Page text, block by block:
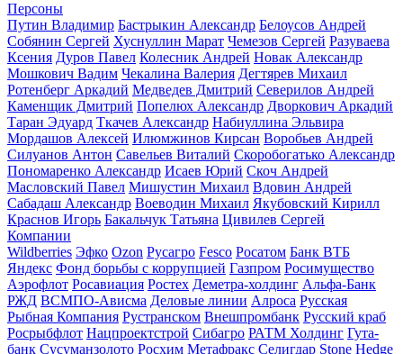
Персоны
Путин Владимир Бастрыкин Александр Белоусов Андрей
Собянин Сергей Хуснуллин Марат Чемезов Сергей Разуваева
Ксения Дуров Павел Колесник Андрей Новак Александр
Мошкович Вадим Чекалина Валерия Дегтярев Михаил
Ротенберг Аркадий Медведев Дмитрий Северилов Андрей
Каменщик Дмитрий Попелюх Александр Дворкович Аркадий
Таран Эдуард Ткачев Александр Набиуллина Эльвира
Мордашов Алексей Илюмжинов Кирсан Воробьев Андрей
Силуанов Антон Савельев Виталий Скоробогатько Александр
Пономаренко Александр Исаев Юрий Скоч Андрей
Масловский Павел Мишустин Михаил Вдовин Андрей
Сабадаш Александр Воеводин Михаил Якубовский Кирилл
Краснов Игорь Бакальчук Татьяна Цивилев Сергей
Компании
Wildberries Эфко Ozon Русагро Fesco Росатом Банк ВТБ
Яндекс Фонд борьбы с коррупцией Газпром Росимущество
Аэрофлот Росавиация Ростех Деметра-холдинг Альфа-Банк
РЖД ВСМПО-Ависма Деловые линии Алроса Русская
Рыбная Компания Рустранском Внешпромбанк Русский краб
Росрыбфлот Нацпроектстрой Сибагро РАТМ Холдинг Гута-
банк Сусуманзолото Росхим Метафракс Селигдар Stone Hedge